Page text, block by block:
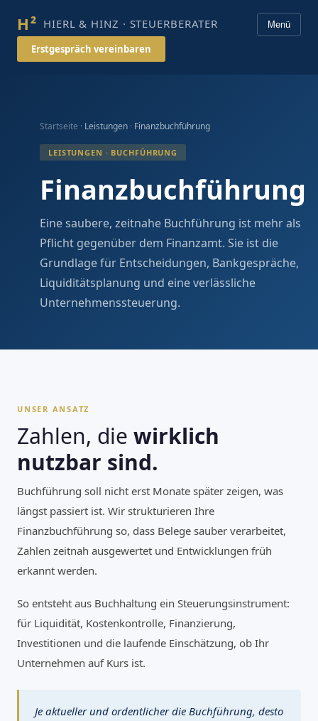
H² HIERL & HINZ · STEUERBERATER Menü
Erstgespräch vereinbaren
Startseite · Leistungen · Finanzbuchführung
LEISTUNGEN · BUCHFÜHRUNG
Finanzbuchführung
Eine saubere, zeitnahe Buchführung ist mehr als
Pflicht gegenüber dem Finanzamt. Sie ist die
Grundlage für Entscheidungen, Bankgespräche,
Liquiditätsplanung und eine verlässliche
Unternehmenssteuerung.
UNSER ANSATZ
Zahlen, die wirklich
nutzbar sind.
Buchführung soll nicht erst Monate später zeigen, was
längst passiert ist. Wir strukturieren Ihre
Finanzbuchführung so, dass Belege sauber verarbeitet,
Zahlen zeitnah ausgewertet und Entwicklungen früh
erkannt werden.
So entsteht aus Buchhaltung ein Steuerungsinstrument:
für Liquidität, Kostenkontrolle, Finanzierung,
Investitionen und die laufende Einschätzung, ob Ihr
Unternehmen auf Kurs ist.
Je aktueller und ordentlicher die Buchführung, desto